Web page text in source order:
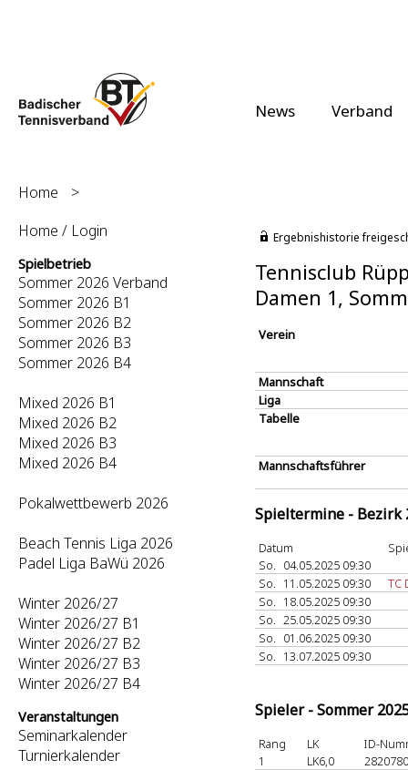
News Verband
Home
>
Home / Login
Spielbetrieb
Sommer 2026 Verband
Sommer 2026 B1
Sommer 2026 B2
Sommer 2026 B3
Sommer 2026 B4
Mixed 2026 B1
Mixed 2026 B2
Mixed 2026 B3
Mixed 2026 B4
Pokalwettbewerb 2026
Beach Tennis Liga 2026
Padel Liga BaWü 2026
Winter 2026/27
Winter 2026/27 B1
Winter 2026/27 B2
Winter 2026/27 B3
Winter 2026/27 B4
Veranstaltungen
Seminarkalender
Turnierkalender
Ergebnishistorie
Tennisclub
Damen 1,
Verein
Mannschaft
Liga
Tabelle
Mannschaftsführer
Spieltermine - Bezirk
Datum
So. 04.05.2025 09:30
So. 11.05.2025 09:30
TC
So. 18.05.2025 09:30
So. 25.05.2025 09:30
So. 01.06.2025 09:30
So. 13.07.2025 09:30
Spieler - Sommer
Rang LK
ID-
1
LK6,0